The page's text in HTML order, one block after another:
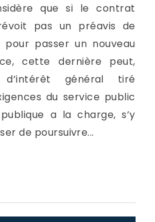
que si le contrat
pas un préavis de
pour passer un nouveau
cette dernière peut,
général tiré
du service public
a la charge, s’y
de poursuivre...